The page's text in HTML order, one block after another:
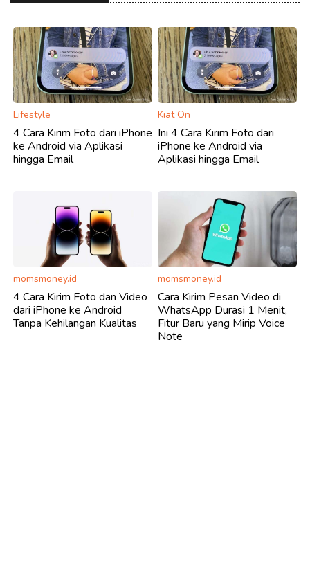
Lifestyle
4 Cara Kirim Foto dari iPhone
ke Android via Aplikasi
hingga Email
Kiat On
Ini 4 Cara Kirim Foto dari
iPhone ke Android via
Aplikasi hingga Email
momsmoney.id
4 Cara Kirim Foto dan Video
dari iPhone ke Android
Tanpa Kehilangan Kualitas
momsmoney.id
Cara Kirim Pesan Video di
WhatsApp Durasi 1 Menit,
Fitur Baru yang Mirip Voice
Note